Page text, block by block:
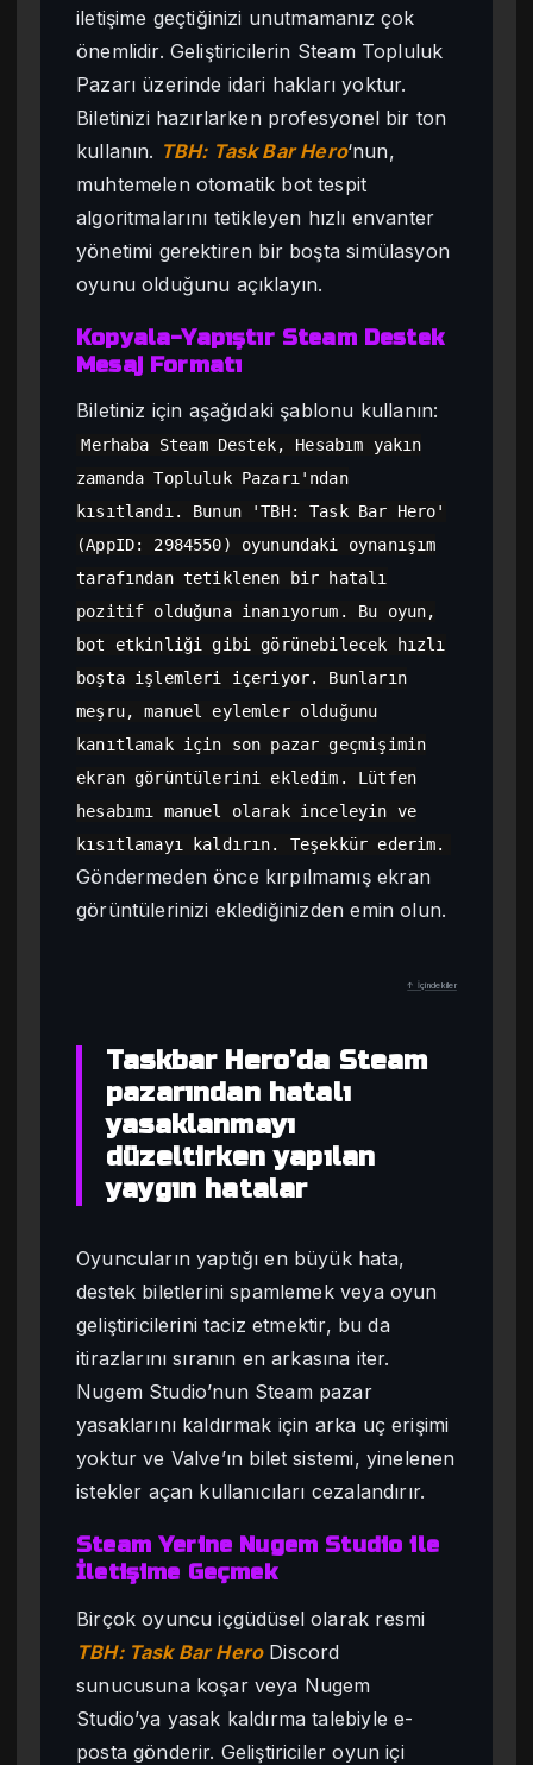
iletişime geçtiğinizi unutmamanız çok
önemlidir. Geliştiricilerin Steam Topluluk
Pazarı üzerinde idari hakları yoktur.
Biletinizi hazırlarken profesyonel bir ton
kullanın. TBH: Task Bar Hero‘nun,
muhtemelen otomatik bot tespit
algoritmalarını tetikleyen hızlı envanter
yönetimi gerektiren bir boşta simülasyon
oyunu olduğunu açıklayın.
Kopyala-Yapıştır Steam Destek
Mesaj Formatı
Biletiniz için aşağıdaki şablonu kullanın:
Merhaba Steam Destek, Hesabım yakın
zamanda Topluluk Pazarı'ndan
kısıtlandı. Bunun 'TBH: Task Bar Hero'
(AppID: 2984550) oyunundaki oynanışım
tarafından tetiklenen bir hatalı
pozitif olduğuna inanıyorum. Bu oyun,
bot etkinliği gibi görünebilecek hızlı
boşta işlemleri içeriyor. Bunların
meşru, manuel eylemler olduğunu
kanıtlamak için son pazar geçmişimin
ekran görüntülerini ekledim. Lütfen
hesabımı manuel olarak inceleyin ve
kısıtlamayı kaldırın. Teşekkür ederim.
Göndermeden önce kırpılmamış ekran
görüntülerinizi eklediğinizden emin olun.
↑ İçindekiler
Taskbar Hero’da Steam
pazarından hatalı
yasaklanmayı
düzeltirken yapılan
yaygın hatalar
Oyuncuların yaptığı en büyük hata,
destek biletlerini spamlemek veya oyun
geliştiricilerini taciz etmektir, bu da
itirazlarını sıranın en arkasına iter.
Nugem Studio’nun Steam pazar
yasaklarını kaldırmak için arka uç erişimi
yoktur ve Valve’ın bilet sistemi, yinelenen
istekler açan kullanıcıları cezalandırır.
Steam Yerine Nugem Studio ile
İletişime Geçmek
Birçok oyuncu içgüdüsel olarak resmi
TBH: Task Bar HeroDiscord
sunucusuna koşar veya Nugem
Studio’ya yasak kaldırma talebiyle e-
posta gönderir. Geliştiriciler oyun içi